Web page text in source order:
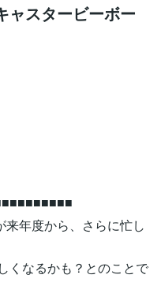
ャスタービーボー
年度から、さらに忙し
くなるかも？とのことで